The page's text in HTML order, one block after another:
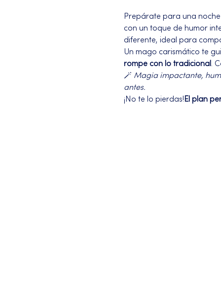
Prepárate para una
con un toque de humor
diferente, ideal para
Un mago carismático te
rompe con lo tradicional .
🪄 Magia impactante,
antes.
¡No te lo pierdas! El plan